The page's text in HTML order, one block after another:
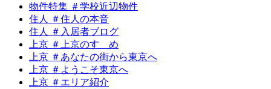
物件特集 ＃学校近辺物件
住人 ＃住人の本音
住人 ＃入居者ブログ
上京 ＃上京のすゝめ
上京 ＃あなたの街から東京へ
上京 ＃ようこそ東京へ
上京 ＃エリア紹介